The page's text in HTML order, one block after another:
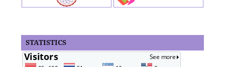
STATISTICS